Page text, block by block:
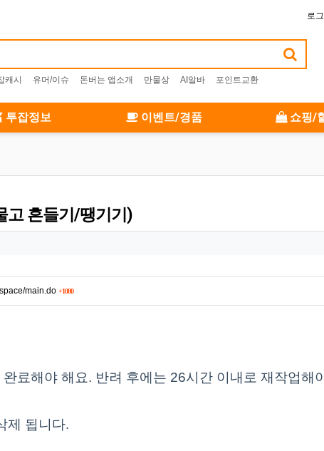
로
캐시 유머/이슈 돈버는 앱소개 만물상 AI알바 포인트교환
투잡정보 이벤트/경품 쇼핑/
고 흔들기/땡기기)
main.do 1080회 연결
료해야 해요. 반려 후에는 26시간 이내로 재작업해
제 됩니다.